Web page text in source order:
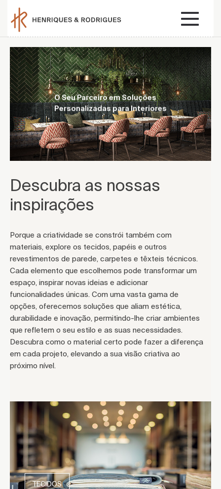
O Seu Parceiro em Soluções
Personalizadas para Interiores
Descubra as nossas
inspirações
Porque a criatividade se constrói também com
materiais, explore os tecidos, papéis e outros
revestimentos de parede, carpetes e têxteis técnicos.
Cada elemento que escolhemos pode transformar um
espaço, inspirar novas ideias e adicionar
funcionalidades únicas. Com uma vasta gama de
opções, oferecemos soluções que aliam estética,
durabilidade e inovação, permitindo-lhe criar ambientes
que refletem o seu estilo e as suas necessidades.
Descubra como o material certo pode fazer a diferença
em cada projeto, elevando a sua visão criativa ao
próximo nível.
TECIDOS